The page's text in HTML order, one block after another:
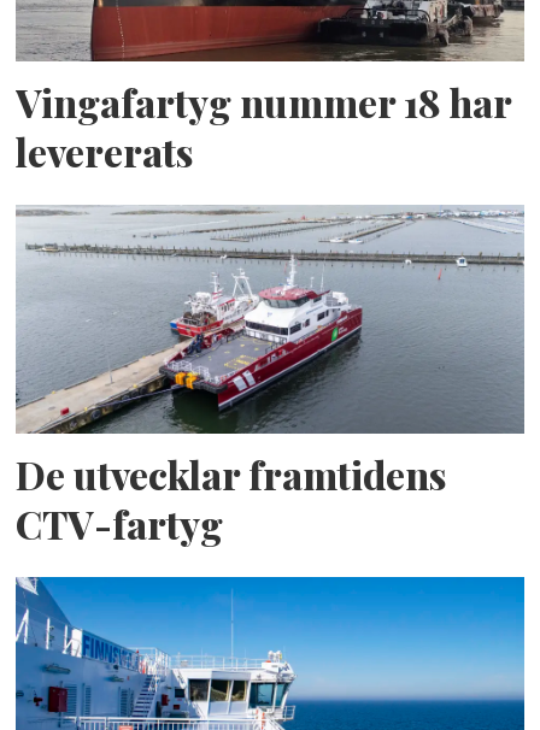
Vingafartyg nummer 18 har
levererats
De utvecklar framtidens
CTV-fartyg